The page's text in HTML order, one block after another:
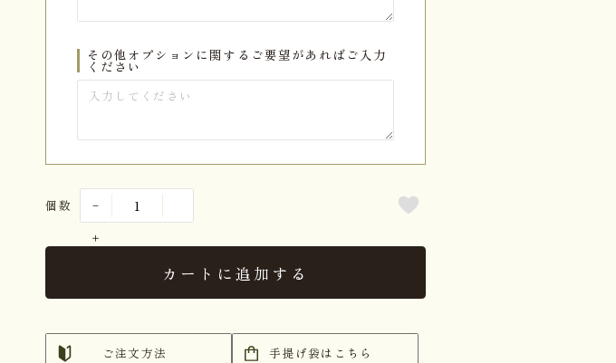
その他オプションに関するご要望があればご入力
ください
個数
カートに追加する
ご注文方法 手提げ袋はこちら